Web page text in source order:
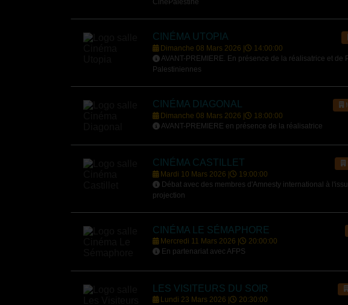
CinéPalestine
CINÉMA UTOPIA
Dimanche 08 Mars 2026 |
14:00:00
AVANT-PREMIERE. En présence de la réalisatrice et de
Palestiniennes
CINÉMA DIAGONAL
Dimanche 08 Mars 2026 |
18:00:00
AVANT-PREMIERE en présence de la réalisatrice
CINÉMA CASTILLET
Mardi 10 Mars 2026 |
19:00:00
Débat avec des membres d'Amnesty international à
projection
CINÉMA LE SÉMAPHORE
Mercredi 11 Mars 2026 |
20:00:00
En partenariat avec AFPS
LES VISITEURS DU SOIR
Lundi 23 Mars 2026 |
20:30:00